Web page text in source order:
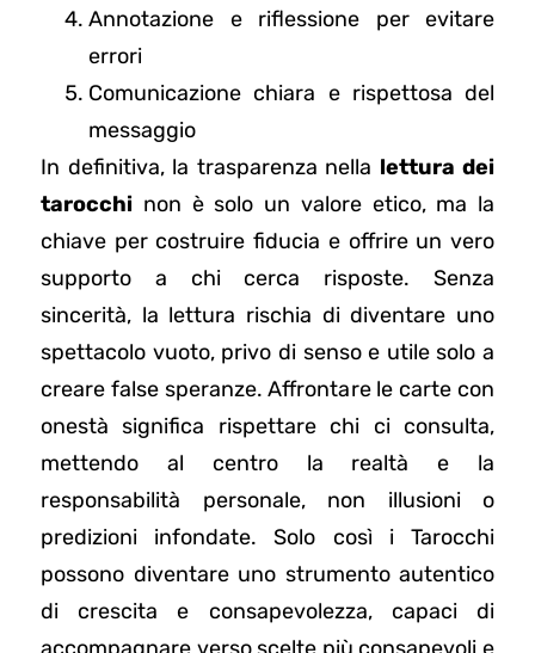
Annotazione e riflessione per evitare
errori
Comunicazione chiara e rispettosa del
messaggio
In definitiva, la trasparenza nella lettura dei
tarocchi non è solo un valore etico, ma la
chiave per costruire fiducia e offrire un vero
supporto a chi cerca risposte. Senza
sincerità, la lettura rischia di diventare uno
spettacolo vuoto, privo di senso e utile solo a
creare false speranze. Affrontare le carte con
onestà significa rispettare chi ci consulta,
mettendo al centro la realtà e la
responsabilità personale, non illusioni o
predizioni infondate. Solo così i Tarocchi
possono diventare uno strumento autentico
di crescita e consapevolezza, capaci di